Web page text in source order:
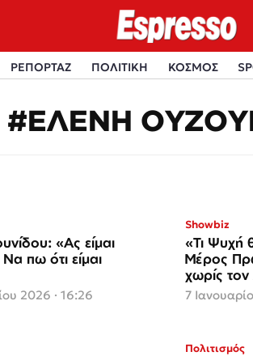
ΡΕΠΟΡΤΑΖ ΠΟΛΙΤΙΚΗ ΚΟΣΜΟΣ
#ΕΛΕΝΗ
«Ας είμαι
πω ότι είμαι
2026 · 16:26
Showbiz
«Τι Ψυχή
Μέρος
χωρίς
7
Πολιτισμός